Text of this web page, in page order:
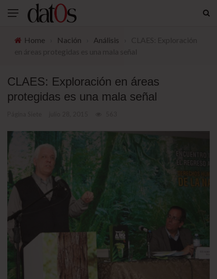
Home Nación Análisis
CLAES: Exploración en áreas
protegidas es una mala señal